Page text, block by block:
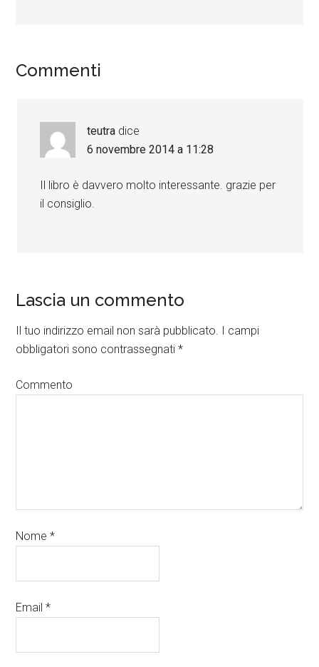
Commenti
teutra dice
6 novembre 2014 a 11:28
Il libro è davvero molto interessante. grazie per
il consiglio.
Lascia un commento
Il tuo indirizzo email non sarà pubblicato. I campi
obbligatori sono contrassegnati*
Commento
Nome*
Email*